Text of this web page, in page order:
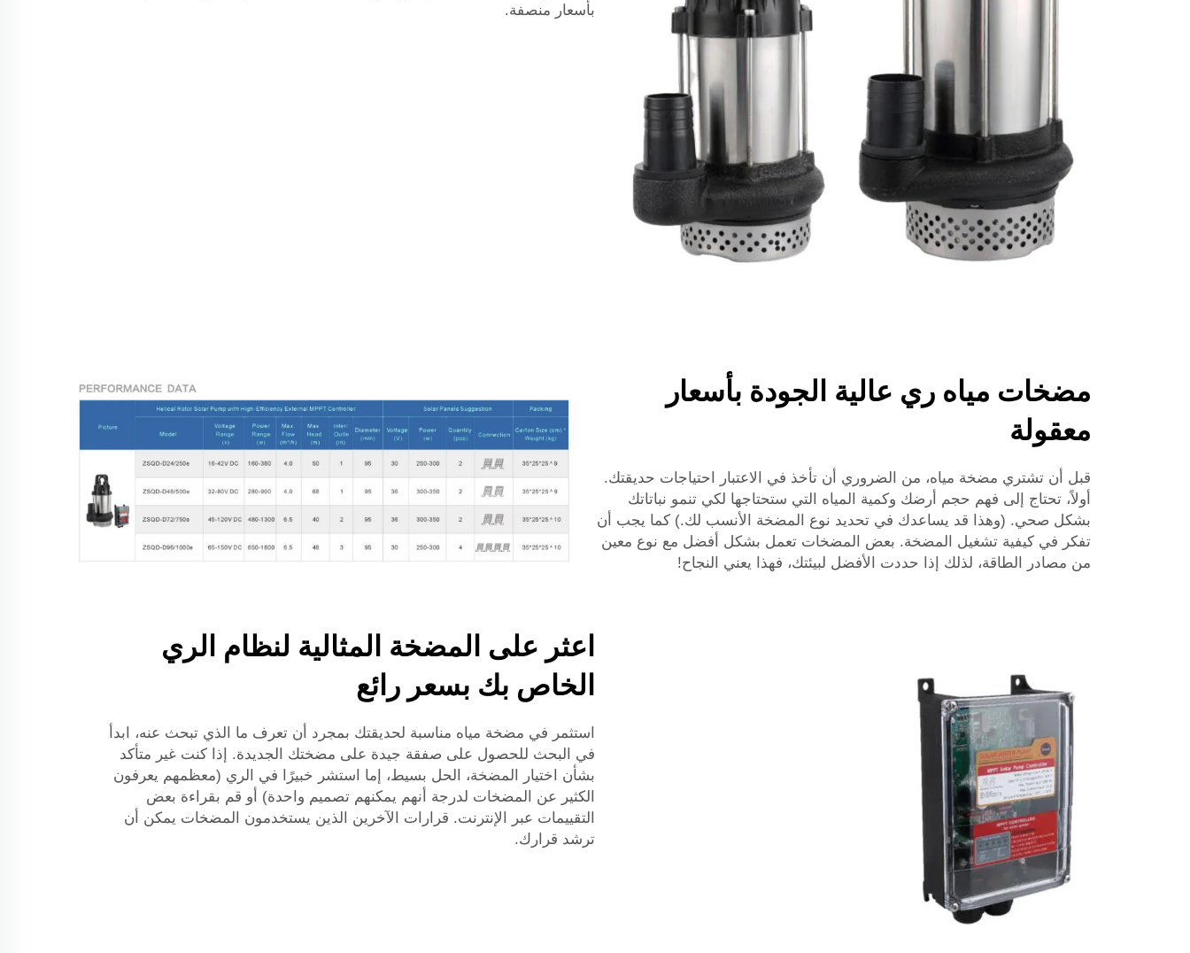
بأسعار منصفة.
مضخات مياه ري عالية الجودة بأسعار
معقولة
قبل أن تشتري مضخة مياه، من الضروري أن تأخذ في الاعتبار احتياجات حديقتك.
أولاً، تحتاج إلى فهم حجم أرضك وكمية المياه التي ستحتاجها لكي تنمو نباتاتك
بشكل صحي. (وهذا قد يساعدك في تحديد نوع المضخة الأنسب لك.) كما يجب أن
تفكر في كيفية تشغيل المضخة. بعض المضخات تعمل بشكل أفضل مع نوع معين
من مصادر الطاقة، لذلك إذا حددت الأفضل لبيئتك، فهذا يعني النجاح!
اعثر على المضخة المثالية لنظام الري
الخاص بك بسعر رائع
استثمر في مضخة مياه مناسبة لحديقتك بمجرد أن تعرف ما الذي تبحث عنه، ابدأ
في البحث للحصول على صفقة جيدة على مضختك الجديدة. إذا كنت غير متأكد
بشأن اختيار المضخة، الحل بسيط، إما استشر خبيرًا في الري (معظمهم يعرفون
الكثير عن المضخات لدرجة أنهم يمكنهم تصميم واحدة) أو قم بقراءة بعض
التقييمات عبر الإنترنت. قرارات الآخرين الذين يستخدمون المضخات يمكن أن
ترشد قرارك.